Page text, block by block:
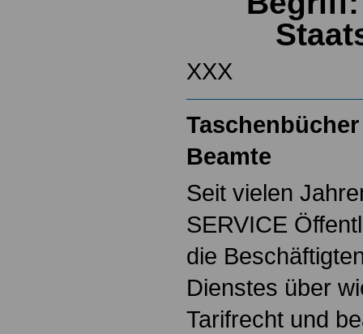
XXX
Beamte
Seit vielen
SERVICE
die
Dienstes über
Tarifrecht und